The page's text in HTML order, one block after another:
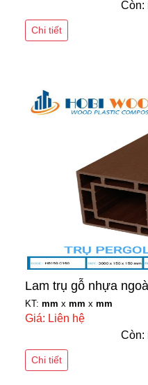
Còn:
Chi tiết
Lam trụ gỗ nhựa
KT: mm x mm x mm
Giá: Liên hệ
Còn:
Chi tiết